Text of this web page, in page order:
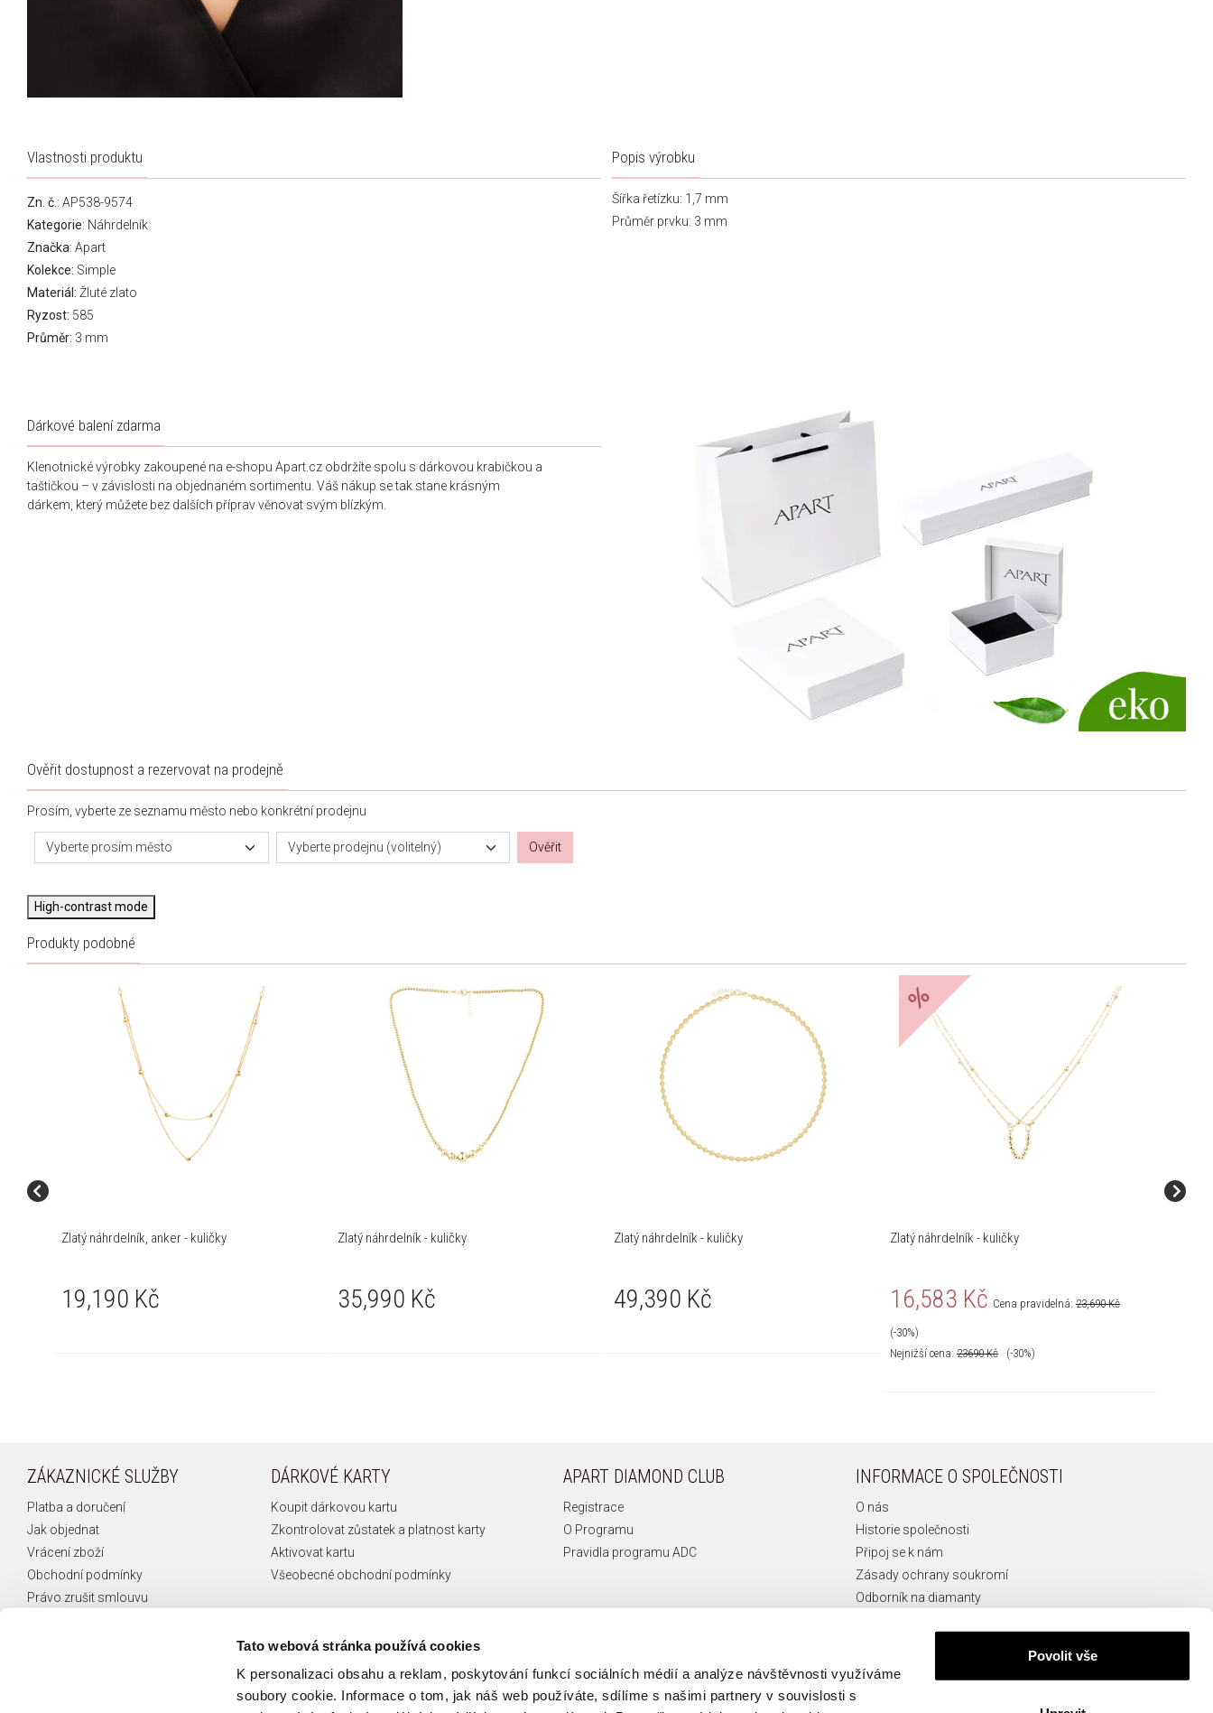
Tato webová stránka používá cookies
K personalizaci obsahu a reklam, poskytování funkcí sociálních médií a analýze návštěvnosti využíváme
soubory cookie. Informace o tom, jak náš web používáte, sdílíme s našimi partnery v souvislosti s
Povolit vše
Vlastnosti produktu
Zn. č.: AP538-9574
Kategorie: Náhrdelník
Značka: Apart
Kolekce: Simple
Materiál: Žluté zlato
Ryzost: 585
Průměr: 3 mm
Popis výrobku
Šířka řetízku: 1,7 mm
Průměr prvku: 3 mm
Dárkové balení zdarma
Klenotnické výrobky zakoupené na e-shopu Apart.cz obdržíte spolu s dárkovou krabičkou a
taštičkou – v závislosti na objednaném sortimentu. Váš nákup se tak stane krásným
dárkem, který můžete bez dalších příprav věnovat svým blízkým.
Ověřit dostupnost a rezervovat na prodejně
Prosím, vyberte ze seznamu město nebo konkrétní prodejnu
Vyberte prosím město Vyberte prodejnu (volitelný) Ověřit
High-contrast mode
Produkty podobné
Zlatý náhrdelník, anker - kuličky
19,190 Kč
Zlatý náhrdelník - kuličky
35,990 Kč
Zlatý náhrdelník - kuličky
49,390 Kč
%
Zlatý náhrdelník - kuličky
16,583 Kč Cena pravidelná: 23,690 Kč
(-30%)
Nejnižší cena: 23690 Kč (-30%)
ZÁKAZNICKÉ SLUŽBY
Platba a doručení
Jak objednat
Vrácení zboží
Obchodní podmínky
Právo zrušit smlouvu
DÁRKOVÉ KARTY
Koupit dárkovou kartu
Zkontrolovat zůstatek a platnost karty
Aktivovat kartu
Všeobecné obchodní podmínky
APART DIAMOND CLUB
Registrace
O Programu
Pravidla programu ADC
INFORMACE O SPOLEČNOSTI
O nás
Historie společnosti
Připoj se k nám
Zásady ochrany soukromí
Odborník na diamanty